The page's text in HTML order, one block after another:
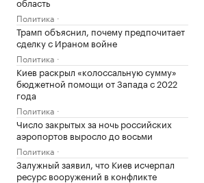
Политика
Трамп объяснил, почему предпочитает
сделку с Ираном войне
Политика
Киев раскрыл «колоссальную сумму»
бюджетной помощи от Запада с 2022
года
Политика
Число закрытых за ночь российских
аэропортов выросло до восьми
Политика
Залужный заявил, что Киев исчерпал
ресурс вооружений в конфликте